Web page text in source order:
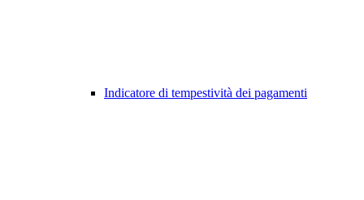
Indicatore di tempestività dei pagamenti